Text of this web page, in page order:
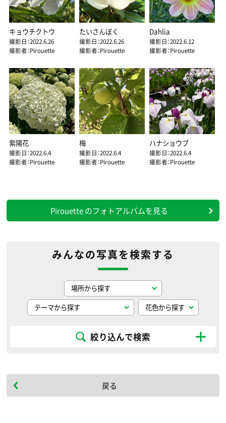
キョウチクトウ
撮影日：2022.6.26
撮影者：Pirouette
たいさんぼく
撮影日：2022.6.26
撮影者：Pirouette
Dahlia
撮影日：2022.6.12
撮影者：Pirouette
紫陽花
撮影日：2022.6.4
撮影者：Pirouette
梅
撮影日：2022.6.4
撮影者：Pirouette
ハナショウブ
撮影日：2022.6.4
撮影者：Pirouette
Pirouette のフォトアルバムを見る
みんなの写真を検索する
絞り込んで検索
戻る